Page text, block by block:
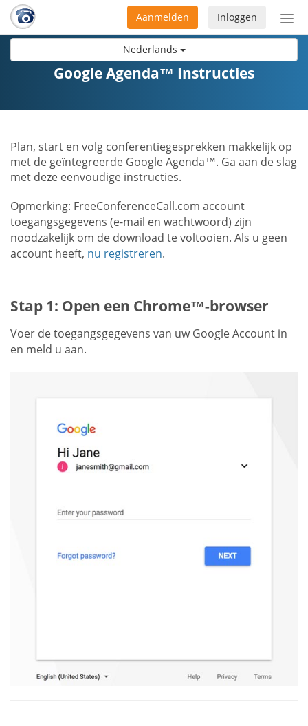
Nederlands
Inloggen
Aanmelden
Google Agenda™ Instructies
Plan, start en volg conferentiegesprekken makkelijk op
met de geïntegreerde Google Agenda™. Ga aan de slag
met deze eenvoudige instructies.
Opmerking: FreeConferenceCall.com account
toegangsgegevens (e-mail en wachtwoord) zijn
noodzakelijk om de download te voltooien. Als u geen
account heeft, nu registreren.
Stap 1: Open een Chrome™-browser
Voer de toegangsgegevens van uw Google Account in
en meld u aan.